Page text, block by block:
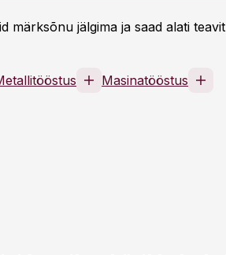
märksõnu jälgima ja saad alati
Masinatööstus